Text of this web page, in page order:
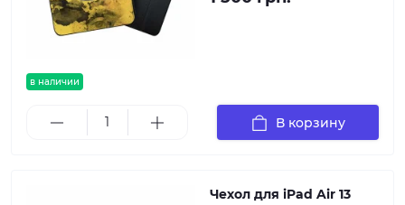
в наличии
В корзину
Чехол для iPad Air 13